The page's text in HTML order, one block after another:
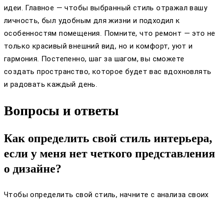
идеи. Главное — чтобы выбранный стиль отражал вашу
личность, был удобным для жизни и подходил к
особенностям помещения. Помните, что ремонт — это не
только красивый внешний вид, но и комфорт, уют и
гармония. Постепенно, шаг за шагом, вы сможете
создать пространство, которое будет вас вдохновлять
и радовать каждый день.
Вопросы и ответы
Как определить свой стиль интерьера,
если у меня нет четкого представления
о дизайне?
Чтобы определить свой стиль, начните с анализа своих